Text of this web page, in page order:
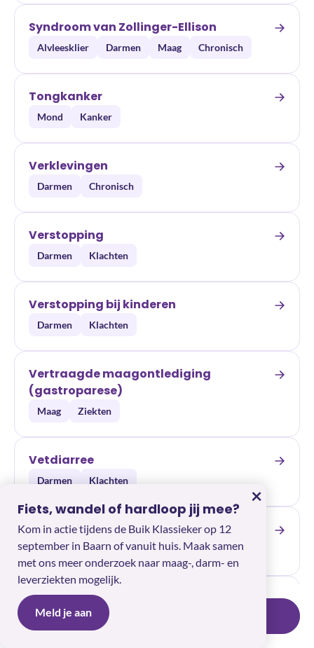
Syndroom van Zollinger-Ellison
Alvleesklier Darmen Maag Chronisch
Tongkanker
Mond Kanker
Verklevingen
Darmen Chronisch
Verstopping
Darmen Klachten
Verstopping bij kinderen
Darmen Klachten
Vertraagde maagontlediging
(gastroparese)
Maag Ziekten
Vetdiarree
Darmen Klachten
Vitamine B12 tekort
Darmen Maag Ziekten
Volvulus
Darmen Maag
Wis filters
Fiets, wandel of hardloop jij mee?
Kom in actie tijdens de Buik Klassieker op 12
september in Baarn of vanuit huis. Maak samen
met ons meer onderzoek naar maag-, darm- en
leverziekten mogelijk.
Meld je aan
×